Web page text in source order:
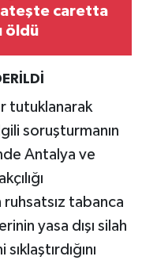
ateşte caretta
öldü
tutuklanarak
soruşturmanın
Antalya ve
tabanca
yasa dışı silah